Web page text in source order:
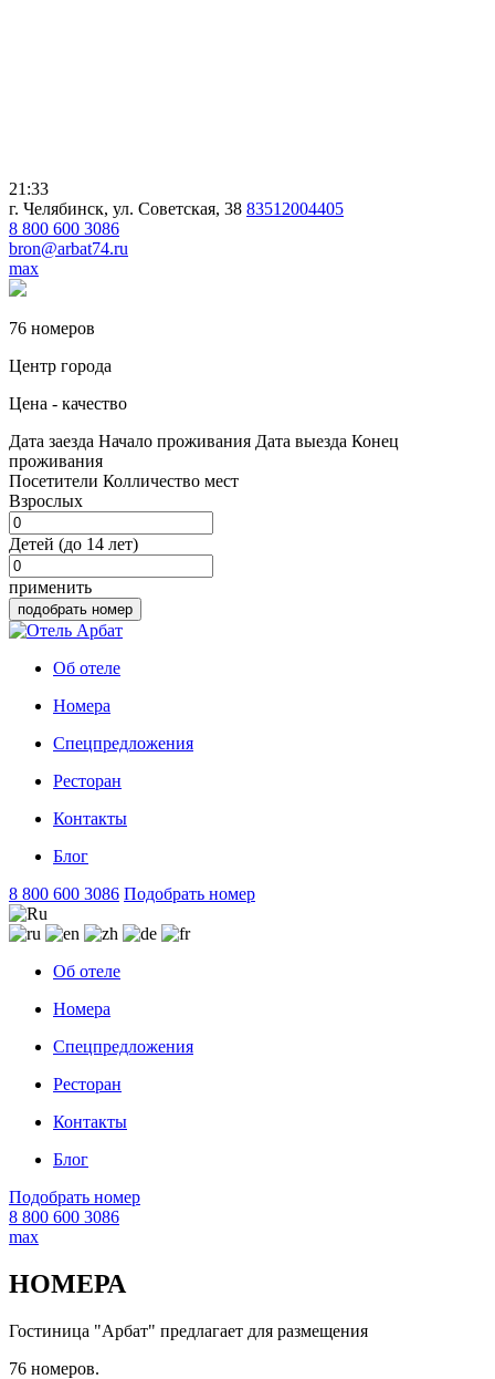
21:33
г. Челябинск, ул. Советская, 38 83512004405
8 800 600 3086
bron@arbat74.ru
max
76 номеров
Центр города
Цена - качество
Дата заезда Начало проживания Дата выезда Конец
проживания
Посетители Колличество мест
Взрослых
Детей (до 14 лет)
применить
подобрать номер
Об отеле
Номера
Спецпредложения
Ресторан
Контакты
Блог
8 800 600 3086 Подобрать номер
Об отеле
Номера
Спецпредложения
Ресторан
Контакты
Блог
Подобрать номер
8 800 600 3086
max
НОМЕРА
Гостиница "Арбат" предлагает для размещения
76 номеров.